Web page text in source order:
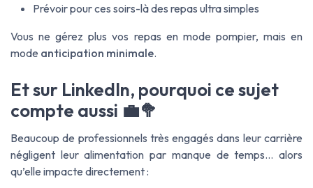
Prévoir pour ces soirs-là des repas ultra simples
Vous ne gérez plus vos repas en mode pompier, mais en
mode anticipation minimale.
Et sur LinkedIn, pourquoi ce sujet
compte aussi 💼🥦
Beaucoup de professionnels très engagés dans leur carrière
négligent leur alimentation par manque de temps… alors
qu’elle impacte directement :